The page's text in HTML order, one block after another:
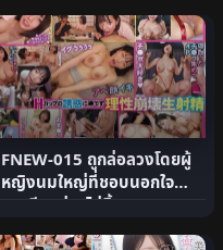
FNEW-015 ถูกล่อลวงโดยผู้
หญิงนมใหญ่ที่ชอบนอกใจ
และบีบอย่างไม่สิ้นสุด.